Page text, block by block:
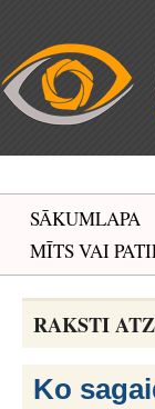
SĀKUMLAPA
MĪTS VAI
RAKSTI
Ko